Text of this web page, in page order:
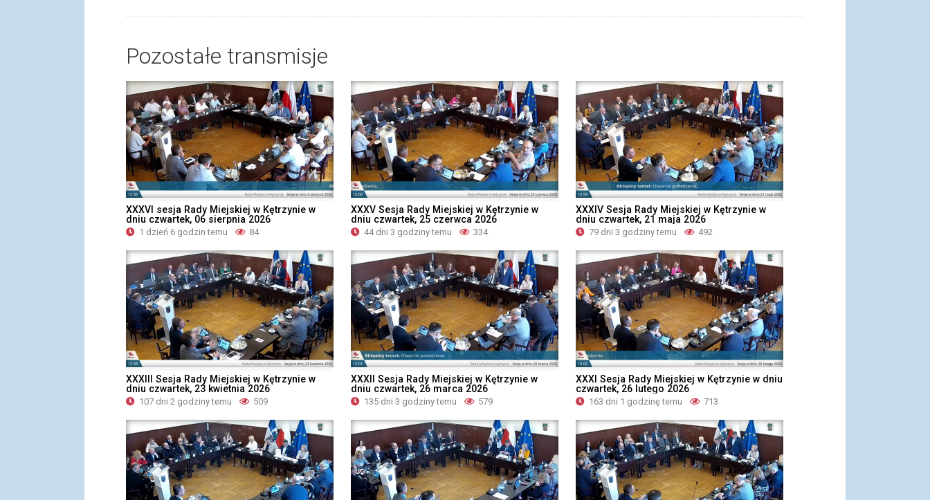
Pozostałe transmisje
XXXVI sesja Rady Miejskiej w Kętrzynie w
dniu czwartek, 06 sierpnia 2026
1 dzień 6 godzin temu 84
XXXV Sesja Rady Miejskiej w Kętrzynie w
dniu czwartek, 25 czerwca 2026
44 dni 3 godziny temu 334
XXXIV Sesja Rady Miejskiej w Kętrzynie w
dniu czwartek, 21 maja 2026
79 dni 3 godziny temu 492
XXXIII Sesja Rady Miejskiej w Kętrzynie w
dniu czwartek, 23 kwietnia 2026
107 dni 2 godziny temu 509
XXXII Sesja Rady Miejskiej w Kętrzynie w
dniu czwartek, 26 marca 2026
135 dni 3 godziny temu 579
XXXI Sesja Rady Miejskiej w Kętrzynie w dniu
czwartek, 26 lutego 2026
163 dni 1 godzinę temu 713